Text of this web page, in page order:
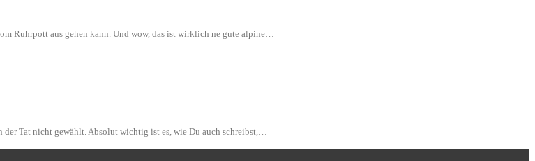
Ruhrpott aus gehen kann. Und wow, das ist wirklich ne gute alpine…
Tat nicht gewählt. Absolut wichtig ist es, wie Du auch schreibst,…